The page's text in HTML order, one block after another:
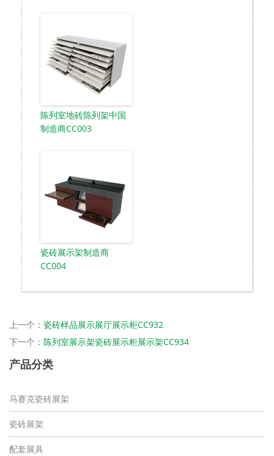
陈列室地砖陈列架中国
制造商CC003
瓷砖展示架制造商
CC004
上一个： 瓷砖样品展示展厅展示柜CC932
下一个： 陈列室展示架瓷砖展示柜展示架CC934
产品分类
马赛克瓷砖展架
瓷砖展架
配套展具